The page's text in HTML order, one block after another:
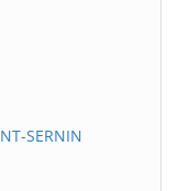
SERNIN